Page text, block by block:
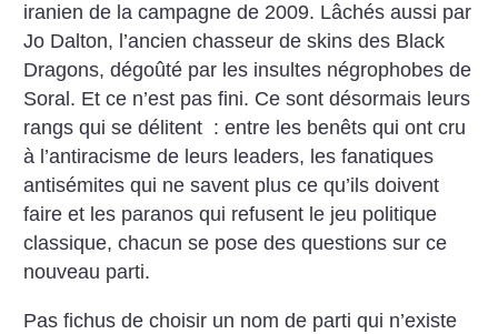
iranien de la campagne de 2009. Lâchés aussi par
Jo Dalton, l’ancien chasseur de skins des Black
Dragons, dégoûté par les insultes négrophobes de
Soral. Et ce n’est pas fini. Ce sont désormais leurs
rangs qui se délitent : entre les benêts qui ont cru
à l’antiracisme de leurs leaders, les fanatiques
antisémites qui ne savent plus ce qu’ils doivent
faire et les paranos qui refusent le jeu politique
classique, chacun se pose des questions sur ce
nouveau parti.
Pas fichus de choisir un nom de parti qui n’existe